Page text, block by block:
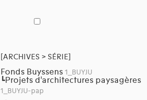
[ARCHIVES > SÉRIE]
Fonds Buyssens 1_BUYJU
┗Projets d'architectures paysagères
1_BUYJU-pap